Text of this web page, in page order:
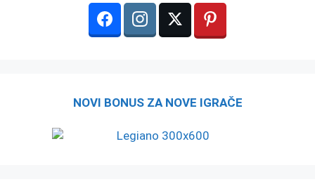
NOVI BONUS ZA NOVE IGRAČE